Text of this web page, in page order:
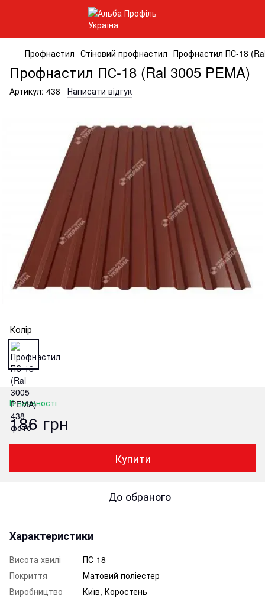
Профнастил Стіновий профнастил Профнастил ПС-18
Профнастил ПС-18 (Ral 3005 PEMA)
Артикул: 438 Написати відгук
Колір
В наявності
186 грн
Купити
До обраного
Характеристики
Висота хвилі
ПС-18
Покриття
Матовий поліестер
Виробництво
Київ, Коростень